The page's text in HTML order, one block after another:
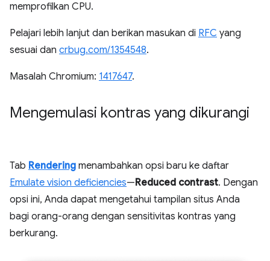
memprofilkan CPU.
Pelajari lebih lanjut dan berikan masukan di RFC yang
sesuai dan crbug.com/1354548.
Masalah Chromium: 1417647.
Mengemulasi kontras yang dikurangi
Tab Rendering menambahkan opsi baru ke daftar
Emulate vision deficiencies—Reduced contrast. Dengan
opsi ini, Anda dapat mengetahui tampilan situs Anda
bagi orang-orang dengan sensitivitas kontras yang
berkurang.